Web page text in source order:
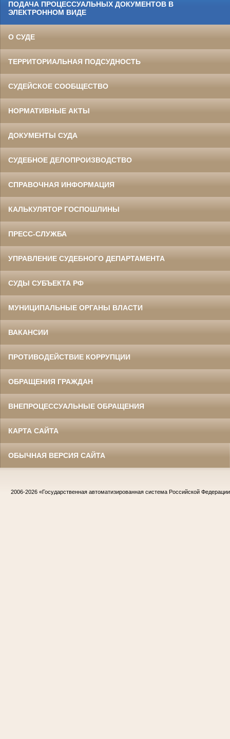
ПОДАЧА ПРОЦЕССУАЛЬНЫХ ДОКУМЕНТОВ В
ЭЛЕКТРОННОМ ВИДЕ
О СУДЕ
ТЕРРИТОРИАЛЬНАЯ ПОДСУДНОСТЬ
СУДЕЙСКОЕ СООБЩЕСТВО
НОРМАТИВНЫЕ АКТЫ
ДОКУМЕНТЫ СУДА
СУДЕБНОЕ ДЕЛОПРОИЗВОДСТВО
СПРАВОЧНАЯ ИНФОРМАЦИЯ
КАЛЬКУЛЯТОР ГОСПОШЛИНЫ
ПРЕСС-СЛУЖБА
УПРАВЛЕНИЕ СУДЕБНОГО ДЕПАРТАМЕНТА
СУДЫ СУБЪЕКТА РФ
МУНИЦИПАЛЬНЫЕ ОРГАНЫ ВЛАСТИ
ВАКАНСИИ
ПРОТИВОДЕЙСТВИЕ КОРРУПЦИИ
ОБРАЩЕНИЯ ГРАЖДАН
ВНЕПРОЦЕССУАЛЬНЫЕ ОБРАЩЕНИЯ
КАРТА САЙТА
ОБЫЧНАЯ ВЕРСИЯ САЙТА
2006-2026 «Государственная автоматизированная система Российской